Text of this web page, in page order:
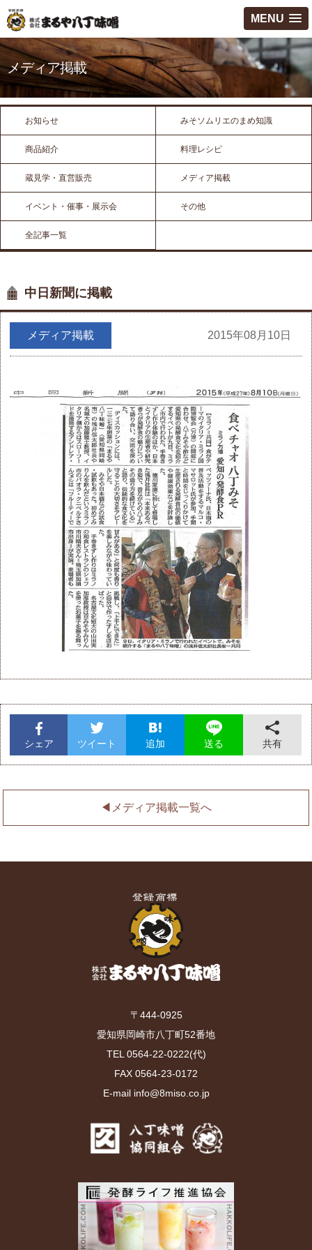
MENU
メディア掲載
お知らせ みそソムリエのまめ知識
商品紹介 料理レシピ
蔵見学・直営販売 メディア掲載
イベント・催事・展示会 その他
全記事一覧
中日新聞に掲載
メディア掲載 2015年08月10日
シェア ツイート 追加 送る 共有
◀︎メディア掲載一覧へ
〒444-0925
愛知県岡崎市八丁町52番地
TEL 0564-22-0222(代)
FAX 0564-23-0172
E-mail info@8miso.co.jp